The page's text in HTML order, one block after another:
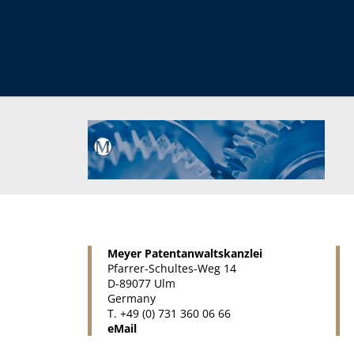
Meyer Patentanwaltskanzlei
Pfarrer-Schultes-Weg 14
D-89077 Ulm
Germany
T. +49 (0) 731 360 06 66
eMail